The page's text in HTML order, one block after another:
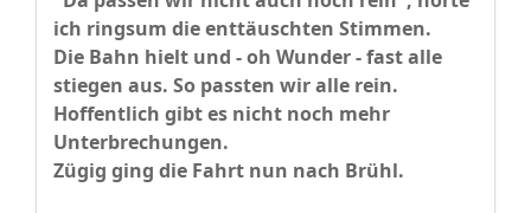
ich ringsum die enttäuschten Stimmen.
Die Bahn hielt und - oh Wunder - fast alle
stiegen aus. So passten wir alle rein.
Hoffentlich gibt es nicht noch mehr
Unterbrechungen.
Zügig ging die Fahrt nun nach Brühl.